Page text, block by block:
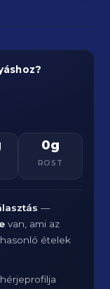
0g
ROST
—
van, ami az
ételek